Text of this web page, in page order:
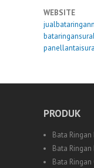
WEBSITE
PRODUK
Bata Ringan
Bata Ringan
Bata